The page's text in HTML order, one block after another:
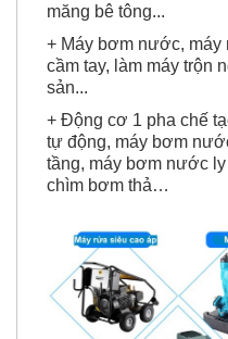
măng bê tông...
+ Máy bơm nước, máy
cầm tay, làm máy trộn
sản...
+ Động cơ 1 pha chế
tự động, máy bơm
tầng, máy bơm nước
chìm bơm thả…